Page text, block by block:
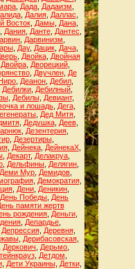
Дада Дадаизм
, Далия, Даллас
Восток, Дамы, Дана,
Дания Данте Дантес
Дарвинизм
, Дау, Дацик, Дача,
, Двойка, Двойная
Двойра, Дворецкий,
, Двучлен, Де
Деанон Дебил
Дебилки Дебилный
, Дебилы, Девиант,
и лошадь, Дега,
Дед Митя
, Дедушка, Деев,
Дезентерия
, Дезертиры,
, Дейнека, ДейнекаХ,
Декарт, Делакруа
Дельфины Делягин
Деми Мур Демидов
, Демократия,
Дени Деникин
День Победы День
памяти жертв
рождения Деньги
Депардье
Депрессия, Деревня,
, Дерибасовская,
Деркович Дерьмо
, Детдом
, Дети Украины, Детки,